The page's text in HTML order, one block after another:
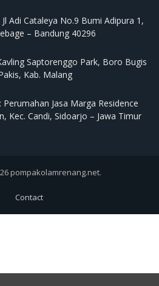
Jl Adi Cataleya No.9 Bumi Adipura 1,
– Bandung 40296
Saptorenggo Park, Boro Bugis
Kab. Malang
Perumahan Jasa Marga Residence
Kec. Candi, Sidoarjo – Jawa Timur
pompakolamrenang.net.
Contact